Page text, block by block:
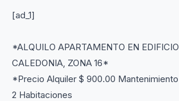
[ad_1]
*ALQUILO APARTAMENTO EN
CALEDONIA, ZONA 16*
*Precio Alquiler $ 900.00
2 Habitaciones